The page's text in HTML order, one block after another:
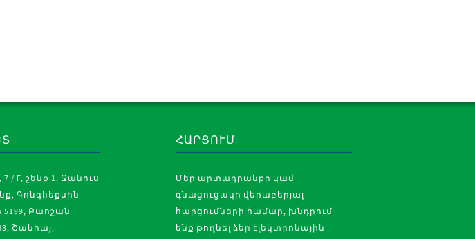
/ F, շենք 1, Ջանուս
Գոնգհեքսին
Բաոշան
Շանհայ,
ՀԱՐՑՈՒՄ
Մեր արտադրանքի կամ
գնացուցակի վերաբերյալ
հարցումների համար, խնդրում
ենք թողնել ձեր էլեկտրոնային